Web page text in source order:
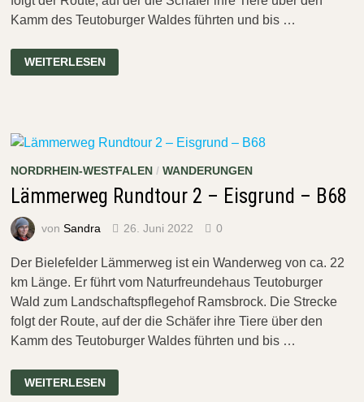
Kamm des Teutoburger Waldes führten und bis …
LÄMMERWEG
RUNDTOUR
3
WINDELSBLEICHE
WEITERLESEN
NORDRHEIN-WESTFALEN/ WANDERUNGEN
Lämmerweg Rundtour 2 – Eisgrund – B68
von Sandra 26. Juni 2022 0
Der Bielefelder Lämmerweg ist ein Wanderweg von ca. 22
km Länge. Er führt vom Naturfreundehaus Teutoburger
Wald zum Landschaftspflegehof Ramsbrock. Die Strecke
folgt der Route, auf der die Schäfer ihre Tiere über den
Kamm des Teutoburger Waldes führten und bis …
LÄMMERWEG
RUNDTOUR
WEITERLESEN